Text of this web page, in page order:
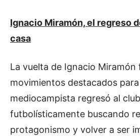
Ignacio Miramón, el regreso
casa
La vuelta de Ignacio
movimientos destacados para
mediocampista regresó al
futbolísticamente buscando
protagonismo y volver a ser